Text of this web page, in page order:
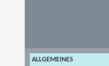
ALLGEMEINES